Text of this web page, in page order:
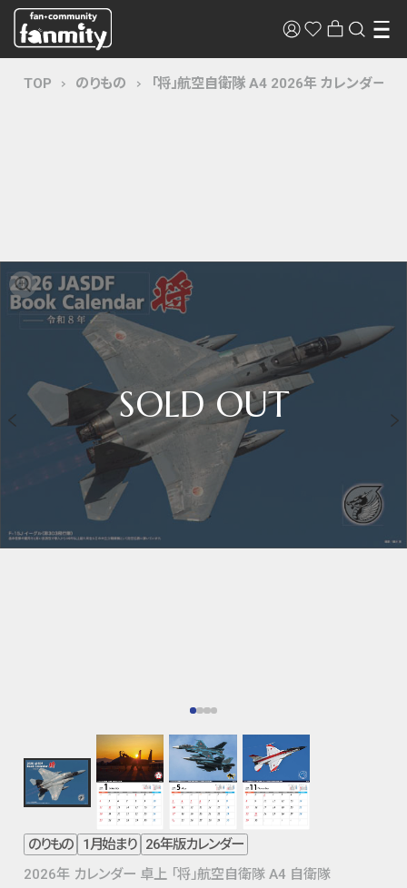
TOP のりもの 「将」航空自衛隊 A4 2026年 カレンダー
のりもの 1月始まり 26年版カレンダー
2026年 カレンダー 卓上 「将」航空自衛隊 A4 自衛隊